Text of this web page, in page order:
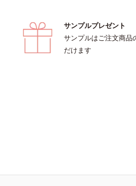
サンプルプレゼント
サンプルはご注文商品
だけます